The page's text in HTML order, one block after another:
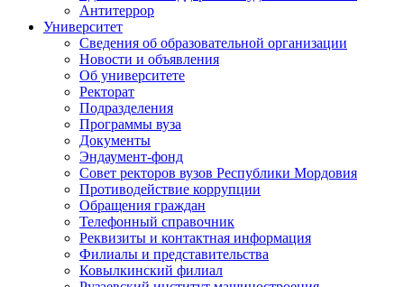
Антитеррор
Университет
Сведения об образовательной организации
Новости и объявления
Об университете
Ректорат
Подразделения
Программы вуза
Документы
Эндаумент-фонд
Совет ректоров вузов Республики Мордовия
Противодействие коррупции
Обращения граждан
Телефонный справочник
Реквизиты и контактная информация
Филиалы и представительства
Ковылкинский филиал